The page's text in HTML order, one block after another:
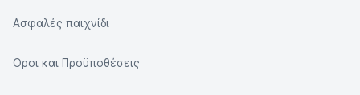
Ασφαλές παιχνίδι
Οροι και Προϋποθέσεις